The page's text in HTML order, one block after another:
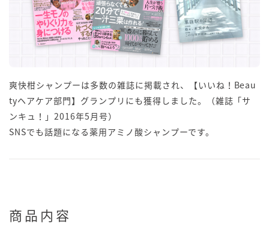
爽快柑シャンプーは多数の雑誌に掲載され、【いいね！Beau
tyヘアケア部門】グランプリにも獲得しました。（雑誌「サ
ンキュ！」2016年5月号）
SNSでも話題になる薬用アミノ酸シャンプーです。
商品内容